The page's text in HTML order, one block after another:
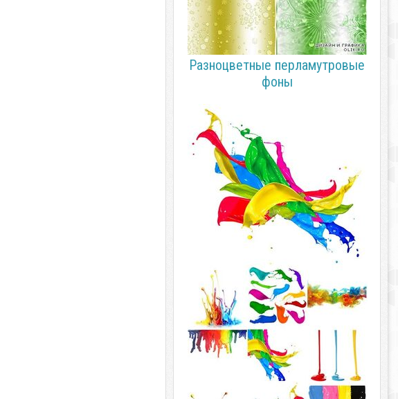
Разноцветные перламутровые
фоны